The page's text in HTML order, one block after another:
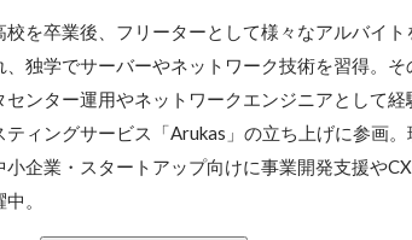
校を卒業後、フリーターとして様々なアルバイ
、独学でサーバーやネットワーク技術を習得。
センター運用やネットワークエンジニアとして
ティングサービス「Arukas」の立ち上げに参画
小企業・スタートアップ向けに事業開発支援や
。